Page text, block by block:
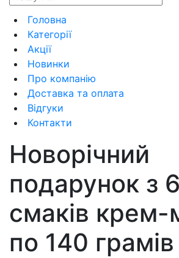
Головна
Категорії
Акції
Новинки
Про компанію
Доставка та оплата
Відгуки
Контакти
Новорічний
подарунок з
смаків
по 140